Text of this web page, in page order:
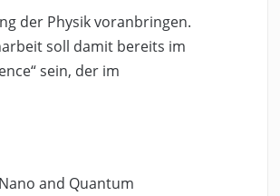
der Physik voranbringen.
soll damit bereits im
sein, der im
and Quantum